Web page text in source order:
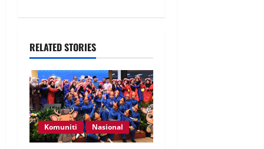
RELATED STORIES
Komuniti Nasional